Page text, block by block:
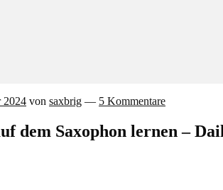
2024 von saxbrig — 5 Kommentare
dem Saxophon lernen –